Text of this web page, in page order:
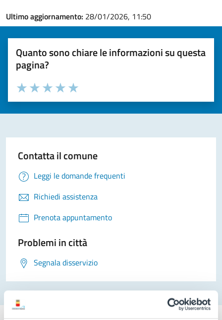
Ultimo aggiornamento: 28/01/2026, 11:50
Quanto sono chiare le informazioni su questa
pagina?
Valuta la chiarezza delle informazioni (da 1 a 5 stelle)
Seleziona il numero di stelle per valutare la chiarezza delle
Valuta 5 stelle su 5
Valuta 4 stelle su 5
Valuta 3 stelle su 5
Valuta 2 stelle su 5
Valuta 1 stelle su 5
Contatta il comune
Leggi le domande frequenti
Richiedi assistenza
Prenota appuntamento
Problemi in città
Segnala disservizio